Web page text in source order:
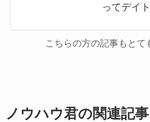
ってデイ
こちらの方の記事もとて
ノウハウ君の関連記事